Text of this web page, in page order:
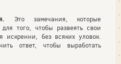
Это замечания, которые
того, чтобы развеять свои
искренни, без всяких уловок.
ответ, что­бы выработать